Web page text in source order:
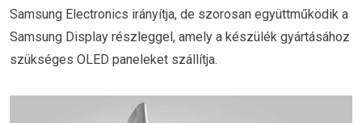
Samsung Electronics irányítja, de szorosan együttműködik a
Samsung Display részleggel, amely a készülék gyártásához
szükséges OLED paneleket szállítja.